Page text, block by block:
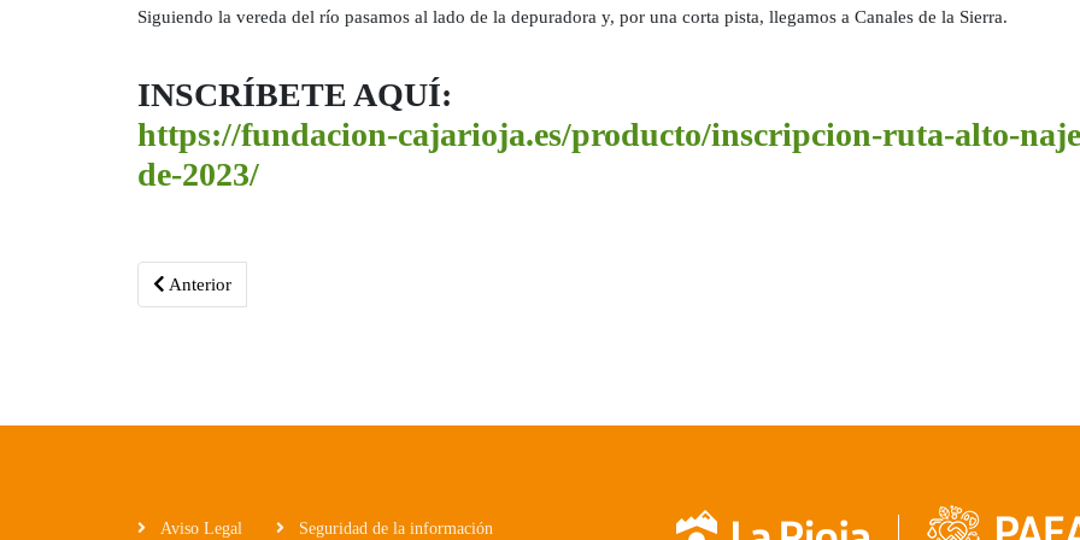
Siguiendo la vereda del río pasamos al lado de la depuradora y, por una corta pista, llegamos a Canales de la Sierra.
INSCRÍBETE AQUÍ:
https://fundacion-cajarioja.es/producto/inscripcion-ruta-alto-
de-2023/
Artículo anterior: La Reserva de la Biosfera de La Rioja acoge una nueva edición del programa ‘Noches estrelladas’ con
Anterior
Aviso Legal Seguridad de la información